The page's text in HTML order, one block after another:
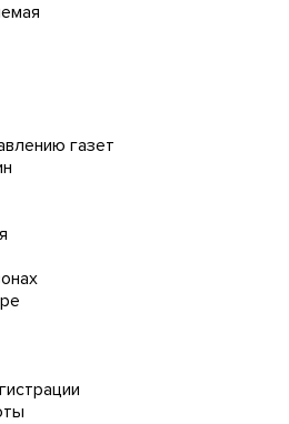
газет